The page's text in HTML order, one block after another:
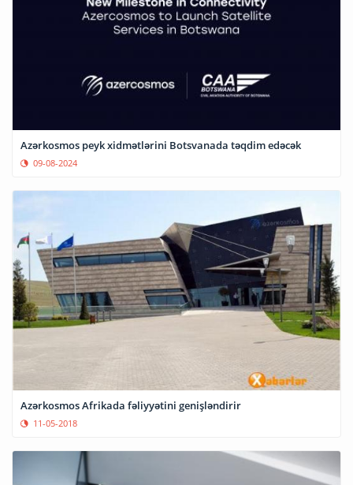
Azərkosmos peyk xidmətlərini Botsvanada təqdim edəcək
09-08-2024
Azərkosmos Afrikada fəliyyətini genişləndirir
11-05-2018